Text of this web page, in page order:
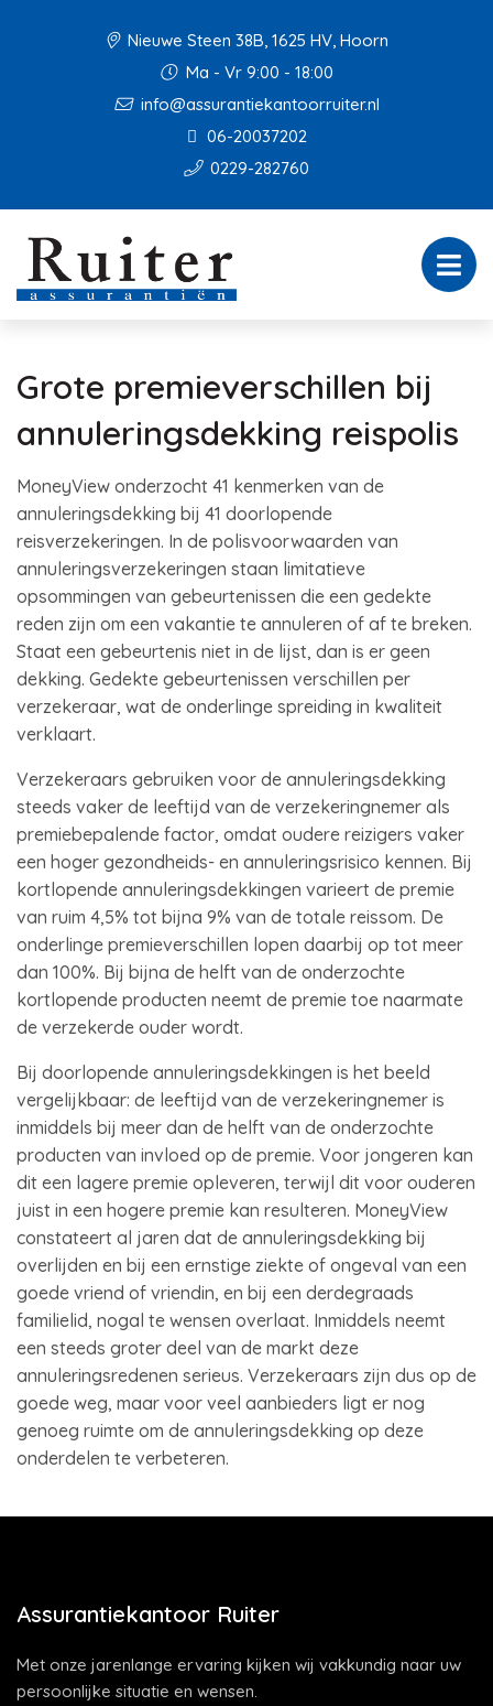
Nieuwe Steen 38B, 1625 HV, Hoorn
Ma - Vr 9:00 - 18:00
info@assurantiekantoorruiter.nl
06-20037202
0229-282760
Grote premieverschillen bij
annuleringsdekking reispolis
MoneyView onderzocht 41 kenmerken van de
annuleringsdekking bij 41 doorlopende
reisverzekeringen. In de polisvoorwaarden van
annuleringsverzekeringen staan limitatieve
opsommingen van gebeurtenissen die een gedekte
reden zijn om een vakantie te annuleren of af te breken.
Staat een gebeurtenis niet in de lijst, dan is er geen
dekking. Gedekte gebeurtenissen verschillen per
verzekeraar, wat de onderlinge spreiding in kwaliteit
verklaart.
Verzekeraars gebruiken voor de annuleringsdekking
steeds vaker de leeftijd van de verzekeringnemer als
premiebepalende factor, omdat oudere reizigers vaker
een hoger gezondheids- en annuleringsrisico kennen. Bij
kortlopende annuleringsdekkingen varieert de premie
van ruim 4,5% tot bijna 9% van de totale reissom. De
onderlinge premieverschillen lopen daarbij op tot meer
dan 100%. Bij bijna de helft van de onderzochte
kortlopende producten neemt de premie toe naarmate
de verzekerde ouder wordt.
Bij doorlopende annuleringsdekkingen is het beeld
vergelijkbaar: de leeftijd van de verzekeringnemer is
inmiddels bij meer dan de helft van de onderzochte
producten van invloed op de premie. Voor jongeren kan
dit een lagere premie opleveren, terwijl dit voor ouderen
juist in een hogere premie kan resulteren. MoneyView
constateert al jaren dat de annuleringsdekking bij
overlijden en bij een ernstige ziekte of ongeval van een
goede vriend of vriendin, en bij een derdegraads
familielid, nogal te wensen overlaat. Inmiddels neemt
een steeds groter deel van de markt deze
annuleringsredenen serieus. Verzekeraars zijn dus op de
goede weg, maar voor veel aanbieders ligt er nog
genoeg ruimte om de annuleringsdekking op deze
onderdelen te verbeteren.
Assurantiekantoor Ruiter
Met onze jarenlange ervaring kijken wij vakkundig naar uw
persoonlijke situatie en wensen.